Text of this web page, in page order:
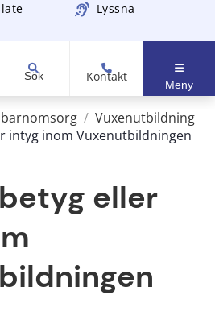
Lyssna
Sök Kontakt
Meny
/ Vuxenutbildning
intyg inom Vuxenutbildningen
eller